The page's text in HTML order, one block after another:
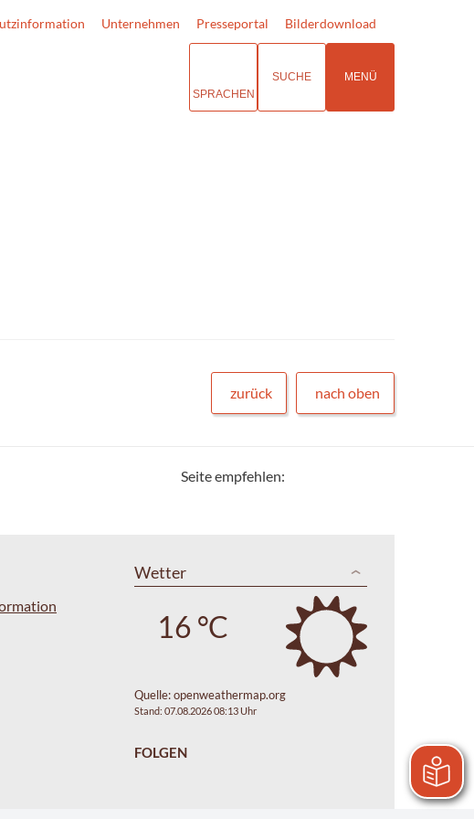
Unternehmen Presseportal Bilderdownload
SPRACHEN
SUCHE MENÜ
zurück nach oben
Seite empfehlen:
Wetter
16 °C
Quelle:openweathermap.org
Stand: 07.08.2026 08:13 Uhr
FOLGEN